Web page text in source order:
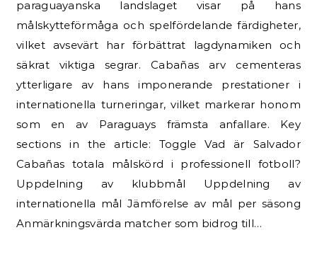
paraguayanska landslaget visar på hans
målskytteförmåga och spelfördelande färdigheter,
vilket avsevärt har förbättrat lagdynamiken och
säkrat viktiga segrar. Cabañas arv cementeras
ytterligare av hans imponerande prestationer i
internationella turneringar, vilket markerar honom
som en av Paraguays främsta anfallare. Key
sections in the article: Toggle Vad är Salvador
Cabañas totala målskörd i professionell fotboll?
Uppdelning av klubbmål Uppdelning av
internationella mål Jämförelse av mål per säsong
Anmärkningsvärda matcher som bidrog till…